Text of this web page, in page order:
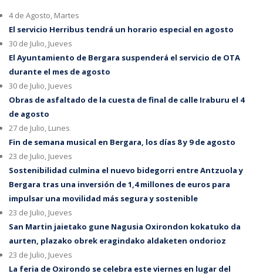
4 de Agosto, Martes
El servicio Herribus tendrá un horario especial en agosto
30 de Julio, Jueves
El Ayuntamiento de Bergara suspenderá el servicio de OTA
durante el mes de agosto
30 de Julio, Jueves
Obras de asfaltado de la cuesta de final de calle Iraburu el 4
de agosto
27 de Julio, Lunes
Fin de semana musical en Bergara, los días 8 y 9 de agosto
23 de Julio, Jueves
Sostenibilidad culmina el nuevo bidegorri entre Antzuola y
Bergara tras una inversión de 1,4 millones de euros para
impulsar una movilidad más segura y sostenible
23 de Julio, Jueves
San Martin jaietako gune Nagusia Oxirondon kokatuko da
aurten, plazako obrek eragindako aldaketen ondorioz
23 de Julio, Jueves
La feria de Oxirondo se celebra este viernes en lugar del